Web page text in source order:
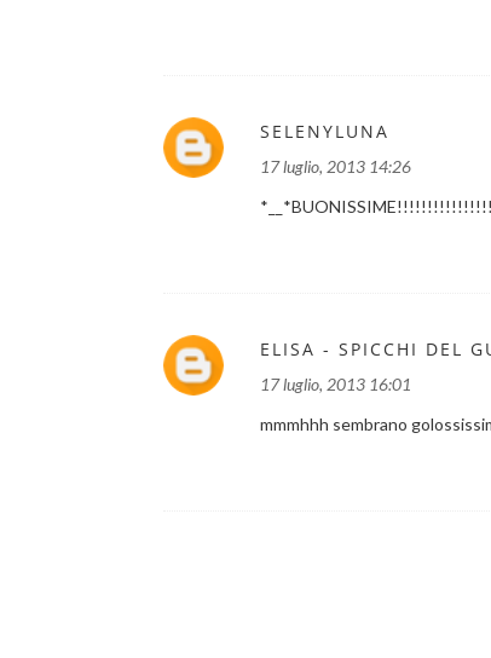
SELENYLUNA
17 luglio, 2013 14:26
ELISA - SPICCHI DEL
17 luglio, 2013 16:01
mmmhhh sembrano